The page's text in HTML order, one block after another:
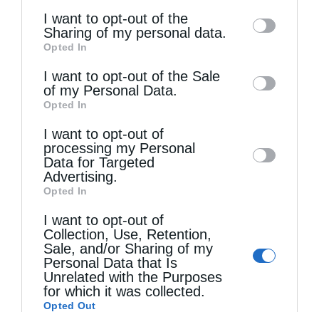
information by third parties on the IAB’s list
of downstream participants. This
information may also be disclosed by us to
third parties on theIAB’s List of
Downstream Participants
disclose it to other third parties.
I want to opt-out of the
Sharing of my personal data.
Opted In
I want to opt-out of the Sale
of my Personal Data.
Opted In
I want to opt-out of
processing my Personal
Data for Targeted
Advertising.
Opted In
I want to opt-out of
Collection, Use, Retention,
Sale, and/or Sharing of my
Personal Data that Is
Unrelated with the Purposes
for which it was collected.
Opted Out
προσωπική του ακίνητη περιουσία, χάρη στην
οποία κατέστη δυνατή η επέκταση του
εξέφρασε τις θερμές ευχαριστίες και την
επισημαίνοντας ότι η προσφορά προς την
Εκκλησία αποτελεί πολύτιμη παρακαταθήκη
για τις επόμενες γενεές.
Ολοκληρώνοντας, ευχήθηκε ο Τίμιος
Πρόδρομος και Βαπτιστής Ιωάννης να
σκέπει, να προστατεύει και να πρεσβεύει
αδιαλείπτως υπέρ όλων των πιστών,